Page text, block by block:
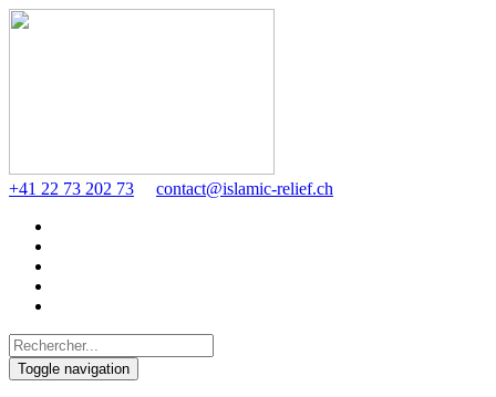
+41 22 73 202 73 contact@islamic-relief.ch
Toggle navigation